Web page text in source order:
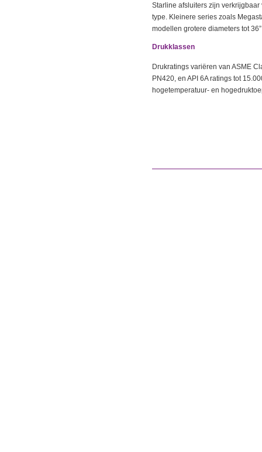
Starline afsluiters zijn
type. Kleinere series zoals
modellen grotere diameters tot
Drukklassen
Drukratings variëren van ASME
PN420, en API 6A ratings tot
hogetemperatuur- en